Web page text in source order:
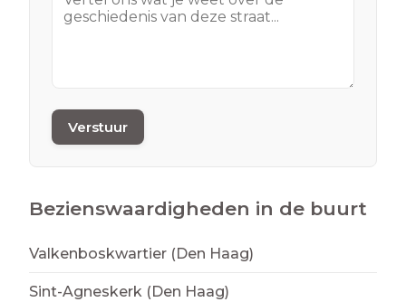
Verstuur
Bezienswaardigheden in de buurt
Valkenboskwartier (Den Haag)
Sint-Agneskerk (Den Haag)